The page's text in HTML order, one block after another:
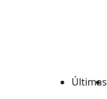
Últimas